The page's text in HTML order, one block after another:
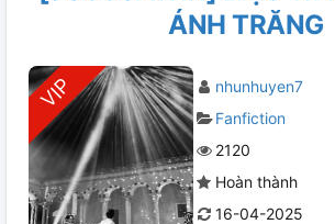
ÁNH TRĂNG
nhunhuyen7
Fanfiction
2120
Hoàn thành
16-04-2025